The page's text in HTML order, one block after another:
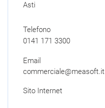
Asti
Telefono
0141 171 3300
Email
commerciale@measoft.it
Sito Internet